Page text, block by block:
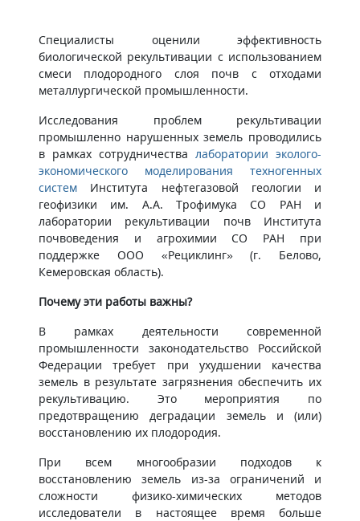
Специалисты оценили эффективность
биологической рекультивации с использованием
смеси плодородного слоя почв с отходами
металлургической промышленности.
Исследования проблем рекультивации
промышленно нарушенных земель проводились
в рамках сотрудничества лаборатории эколого-
экономического моделирования техногенных
систем Института нефтегазовой геологии и
геофизики им. А.А. Трофимука СО РАН и
лаборатории рекультивации почв Института
почвоведения и агрохимии СО РАН при
поддержке ООО «Рециклинг» (г. Белово,
Кемеровская область).
Почему эти работы важны?
В рамках деятельности современной
промышленности законодательство Российской
Федерации требует при ухудшении качества
земель в результате загрязнения обеспечить их
рекультивацию. Это мероприятия по
предотвращению деградации земель и (или)
восстановлению их плодородия.
При всем многообразии подходов к
восстановлению земель из-за ограничений и
сложности физико-химических методов
исследователи в настоящее время больше